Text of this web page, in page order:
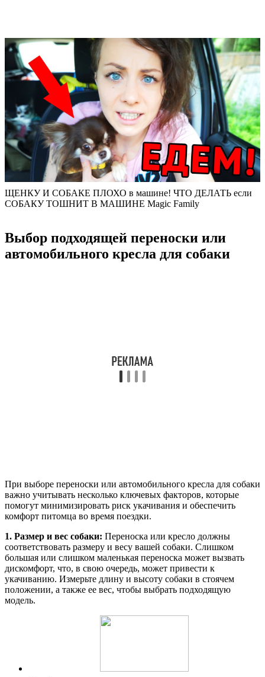
ЩЕНКУ И СОБАКЕ ПЛОХО в машине! ЧТО ДЕЛАТЬ если
СОБАКУ ТОШНИТ В МАШИНЕ Magic Family
Выбор подходящей переноски или
автомобильного кресла для собаки
При выборе переноски или автомобильного кресла для собаки
важно учитывать несколько ключевых факторов, которые
помогут минимизировать риск укачивания и обеспечить
комфорт питомца во время поездки.
1. Размер и вес собаки: Переноска или кресло должны
соответствовать размеру и весу вашей собаки. Слишком
большая или слишком маленькая переноска может вызвать
дискомфорт, что, в свою очередь, может привести к
укачиванию. Измерьте длину и высоту собаки в стоячем
положении, а также ее вес, чтобы выбрать подходящую
модель.